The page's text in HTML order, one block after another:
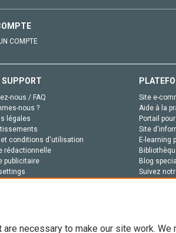
COMPTE
SUPPORT
nous / FAQ
nous ?
légales
conditions d'utilisation
rédactionnelle
publicitaire
Site e-
Aide à la
Portail
Site
E-learning
Blog
Suivez
necessary to make our site work.